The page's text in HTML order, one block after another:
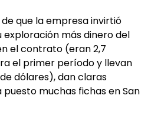
que la empresa invirtió
exploración más dinero del
el contrato (eran 2,7
el primer período y llevan
dólares), dan claras
puesto muchas fichas en San